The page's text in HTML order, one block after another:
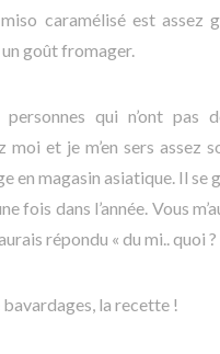
caramélisé est
goût fromager.
personnes qui n’ont
moi et je m’en sers assez
en magasin asiatique. Il se
fois dans l’année. Vous
répondu « du mi.. quoi ?
la recette !